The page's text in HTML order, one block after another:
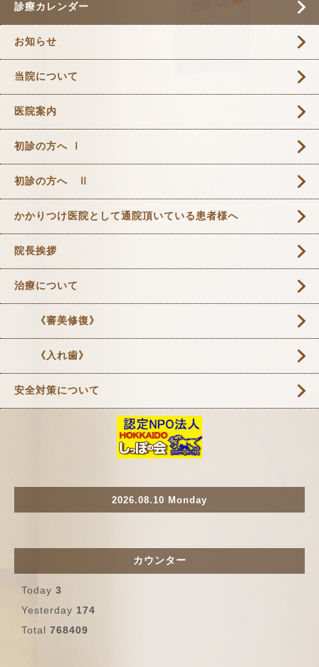
診療カレンダー
お知らせ
当院について
医院案内
初診の方へ Ⅰ
初診の方へ Ⅱ
かかりつけ医院として通院頂いている患者様へ
院長挨拶
治療について
《審美修復》
《入れ歯》
安全対策について
2026.08.10 Monday
カウンター
Today 3
Yesterday 174
Total 768409